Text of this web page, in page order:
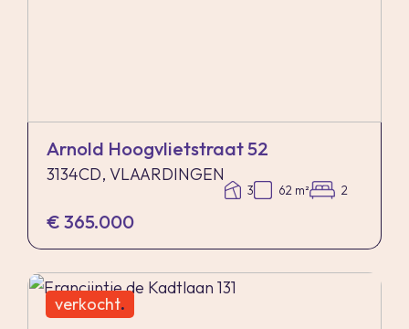
koper.
Koper is bekend met de zelfbewoningsplicht
welke vanaf 01-01-2023 binnen de gemeente
Vlaardingen van kracht is. De verkopend
makelaar heeft koper doorverwezen naar de
Arnold Hoogvlietstraat 52
3134CD, VLAARDINGEN
3 62 m² 2
€ 365.000
verkocht.